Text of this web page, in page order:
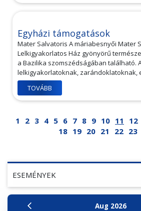
ESEMÉNYEK
Aug 2026
Egyházi támogatások
Mater Salvatoris A máriabesnyői Mater
Lelkigyakorlatos Ház gyönyörű
a Bazilika szomszédságában található.
lelkigyakorlatoknak, zarándoklatoknak,
TOVÁBB
1 2 3 4 5 6 7 8 9 10 11 12
18 19 20 21 22 23